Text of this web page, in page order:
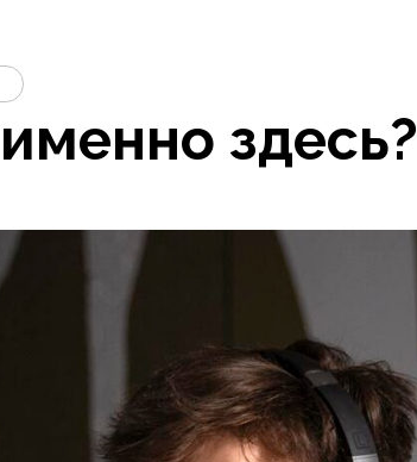
здесь?